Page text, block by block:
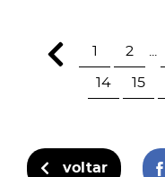
1 2
14 15
voltar